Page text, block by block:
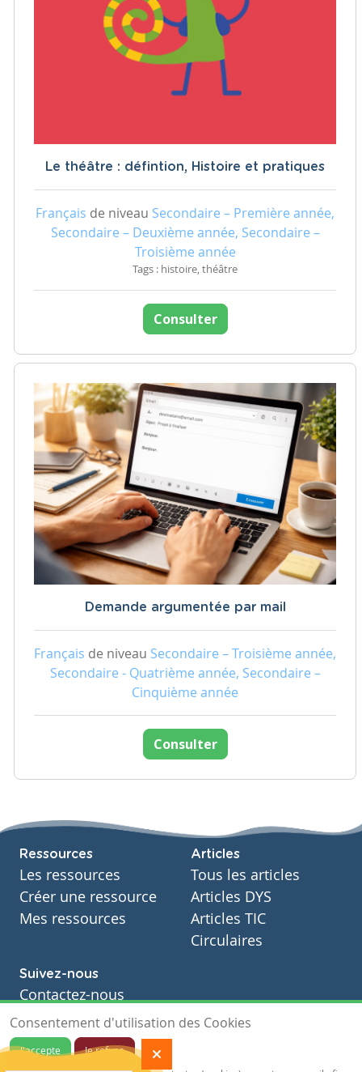
Le théâtre : défintion, Histoire et pratiques
Français de niveau Secondaire – Première année,
Secondaire – Deuxième année, Secondaire –
Troisième année
Tags : histoire, théâtre
Consulter
Demande argumentée par mail
Français de niveau Secondaire – Troisième année,
Secondaire - Quatrième année, Secondaire –
Cinquième année
Consulter
Ressources
Les ressources
Créer une ressource
Mes ressources
Articles
Tous les articles
Articles DYS
Articles TIC
Circulaires
Suivez-nous
Contactez-nous
Soutien scolaire
Notre page Facebook
Consentement d'utilisation des Cookies
J'accepte
Je refuse